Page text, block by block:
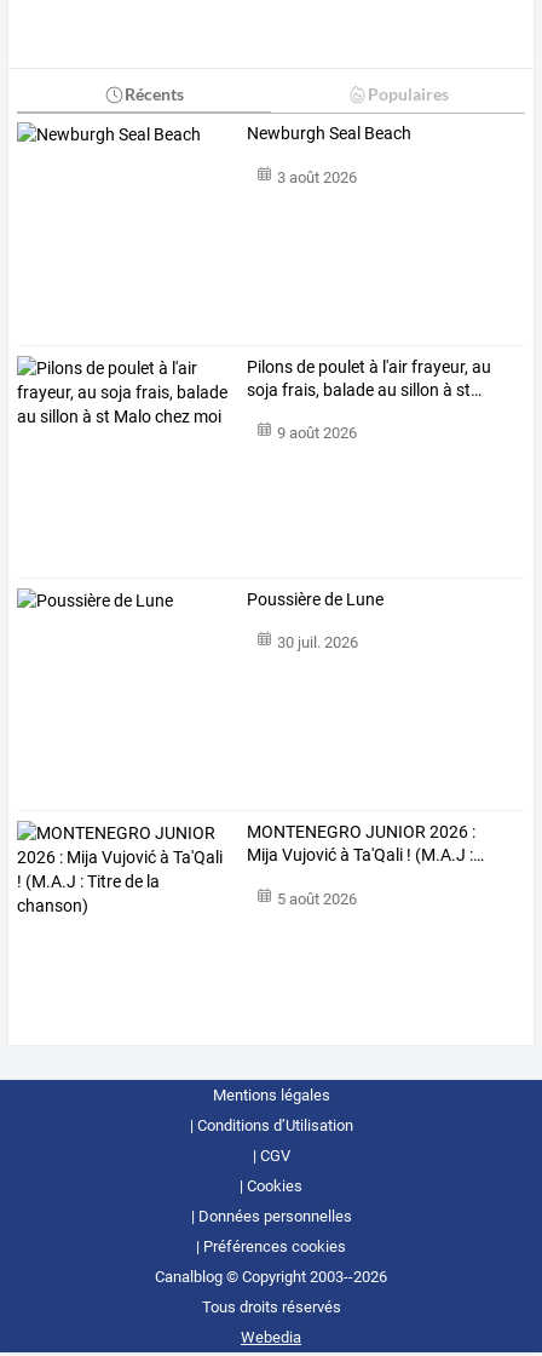
Récents Populaires
Newburgh Seal Beach
3 août 2026
Pilonsde poulet à l'airfrayeur, au
soja frais, baladeau sillon à st…
9 août 2026
Poussière de Lune
30 juil. 2026
MONTENEGRO JUNIOR2026 :
Mija Vujovićà Ta'Qali ! (M.A.J :…
5 août 2026
Mentions légales
Conditions d’Utilisation
CGV
Cookies
Données personnelles
Préférences cookies
Canalblog © Copyright 2003--2026
Tous droits réservés
Webedia